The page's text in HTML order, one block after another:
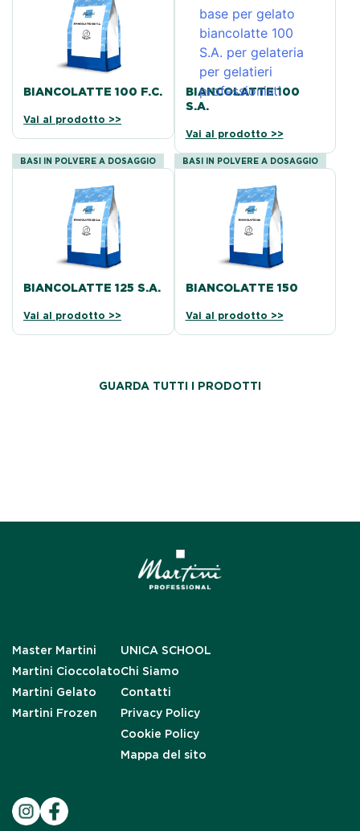
BIANCOLATTE 100 F.C.
Vai al prodotto >>
BIANCOLATTE 100
S.A.
Vai al prodotto >>
BASI IN POLVERE A DOSAGGIO
BIANCOLATTE 125 S.A.
Vai al prodotto >>
BASI IN POLVERE A DOSAGGIO
BIANCOLATTE 150
Vai al prodotto >>
GUARDA TUTTI I PRODOTTI
Master Martini
Martini Cioccolato
Martini Gelato
Martini Frozen
UNICA SCHOOL
Chi Siamo
Contatti
Privacy Policy
Cookie Policy
Mappa del sito